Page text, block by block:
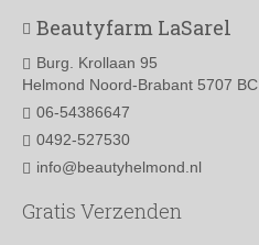
Beautyfarm LaSarel
Burg. Krollaan 95
Helmond Noord-Brabant 5707 BC
06-54386647
0492-527530
info@beautyhelmond.nl
Gratis Verzenden